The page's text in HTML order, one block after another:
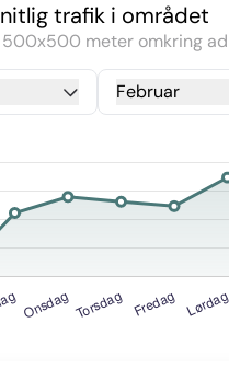
trafik i området
meter omkring
Februar